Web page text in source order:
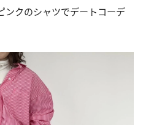
ンクのシャツでデートコーデ